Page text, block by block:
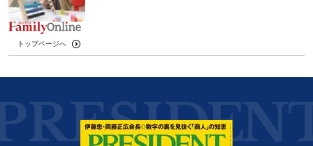
トップページへ